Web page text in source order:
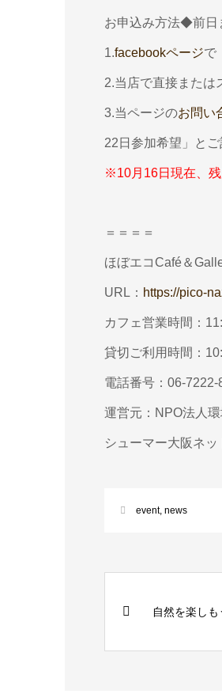
お申込み方法◆前日
1.facebookページで
2.当店で直接または
3.当ページのお問い
22日参加希望」と
※10月16日現在、残
＝＝＝＝
ほぼエコCafé＆
URL： https://pico-
カフェ営業時間：
貸切ご利用時間：
電話番号：06-7222-
運営元：NPO法人
シューマー大阪ネッ
event, news
自然を楽しも